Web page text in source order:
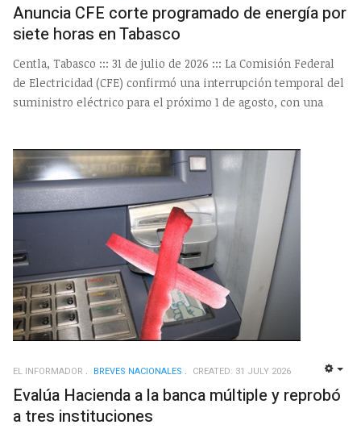
Anuncia CFE corte programado de energía por
siete horas en Tabasco
Centla, Tabasco ::: 31 de julio de 2026 ::: La Comisión Federal
de Electricidad (CFE) confirmó una interrupción temporal del
suministro eléctrico para el próximo 1 de agosto, con una
EL INFORMADOR BREVES NACIONALES CREATED: 31 JULY 2026
Evalúa Hacienda a la banca múltiple y reprobó
a tres instituciones